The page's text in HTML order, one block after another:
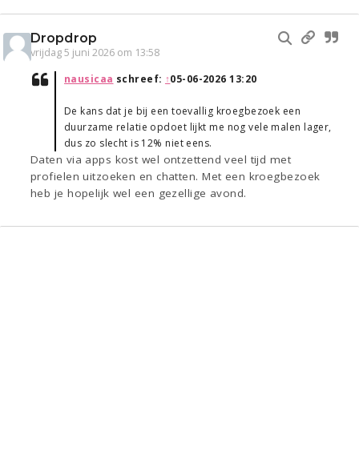
Dropdrop
vrijdag 5 juni 2026 om 13:58
nausicaa schreef: ↑05-06-2026 13:20
De kans dat je bij een toevallig kroegbezoek een
duurzame relatie opdoet lijkt me nog vele malen lager,
dus zo slecht is 12% niet eens.
Daten via apps kost wel ontzettend veel tijd met
profielen uitzoeken en chatten. Met een kroegbezoek
heb je hopelijk wel een gezellige avond.